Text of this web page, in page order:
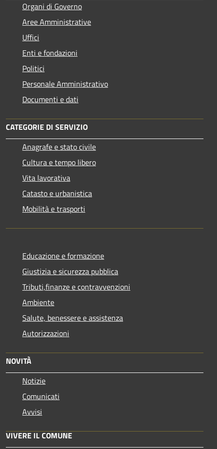
Organi di Governo
Aree Amministrative
Uffici
Enti e fondazioni
Politici
Personale Amministrativo
Documenti e dati
CATEGORIE DI SERVIZIO
Anagrafe e stato civile
Cultura e tempo libero
Vita lavorativa
Catasto e urbanistica
Mobilità e trasporti
Educazione e formazione
Giustizia e sicurezza pubblica
Tributi,finanze e contravvenzioni
Ambiente
Salute, benessere e assistenza
Autorizzazioni
NOVITÀ
Notizie
Comunicati
Avvisi
VIVERE IL COMUNE